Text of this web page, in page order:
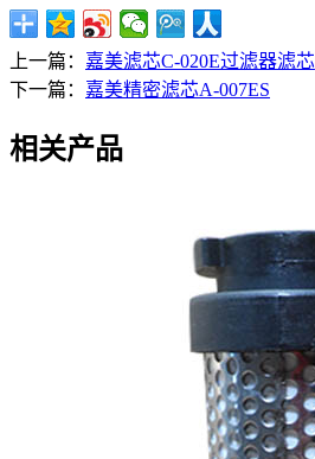
上一篇： 嘉美滤芯C-020E过滤器滤芯
下一篇： 嘉美精密滤芯A-007ES
相关产品